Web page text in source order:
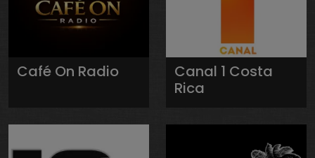
Café On Radio
Canal 1 Costa
Rica